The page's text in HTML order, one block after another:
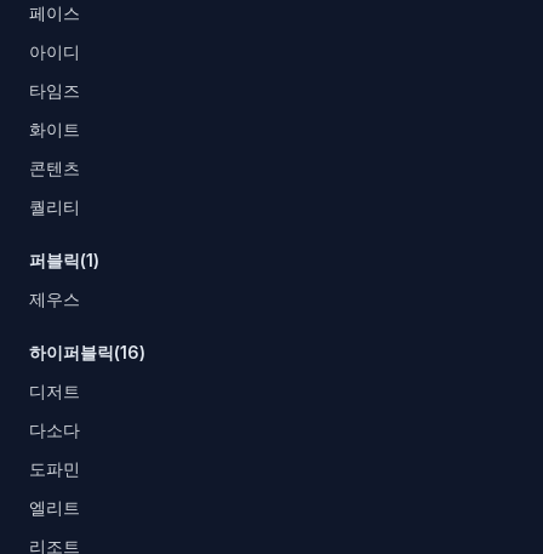
페이스
아이디
타임즈
화이트
콘텐츠
퀄리티
퍼블릭(1)
제우스
하이퍼블릭(16)
디저트
다소다
도파민
엘리트
리조트